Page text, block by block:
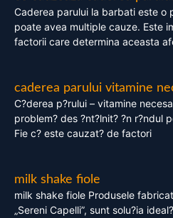
Caderea parului la barbati este o
poate avea multiple cauze. Este
factorii care determina aceasta
caderea parului vitamine
C?derea p?rului – vitamine
problem? des ?nt?lnit? ?n r?ndul
Fie c? este cauzat? de factori
milk shake fiole
milk shake fiole Produsele
„Sereni Capelli”, sunt solu?ia